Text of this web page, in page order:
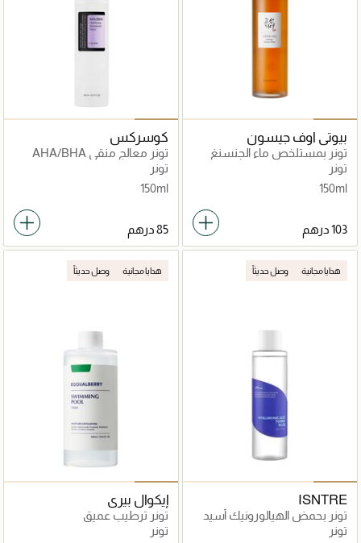
بيوتي اوف جيسون
تونر بمستلخص ماء الجنسنغ
تونر
150ml
كوسركس
تونر معالج منقي AHA/BHA
تونر
150ml
هدايا مجانية وصل حديثاً
ISNTRE
تونر بحمض الهيالورونيك أسيد
تونر
هدايا مجانية وصل حديثاً
إيكوال بيري
تونر ترطيب عميق
تونر